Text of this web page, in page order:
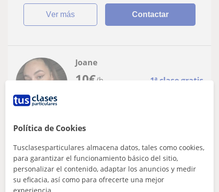
ver más Contactar
10€/h 1ª clase gratis
Joane
ESO
He sido alumna de particulares, ahora me
toca a mi ser el apoyo!
Lo mas importante es sentirte cómodo con la persona
Política de Cookies
Tusclasesparticulares almacena datos, tales como cookies,
para garantizar el funcionamiento básico del sitio,
personalizar el contenido, adaptar los anuncios y medir
su eficacia, así como para ofrecerte una mejor
experiencia.